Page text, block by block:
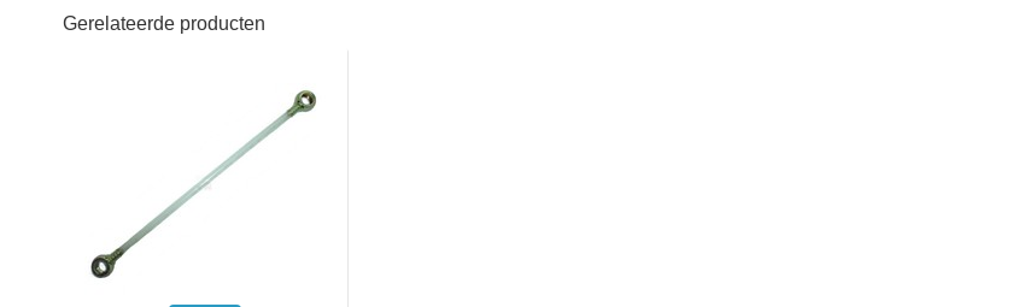
Gerelateerde producten